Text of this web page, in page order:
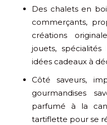
Des chalets en
commerçants,
créations
jouets,
idées cadeaux à
Côté saveurs,
gourmandises
parfumé à la
tartiflette pour se